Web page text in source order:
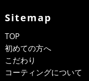
Sitemap
TOP
初めての方へ
こだわり
コーティングについて